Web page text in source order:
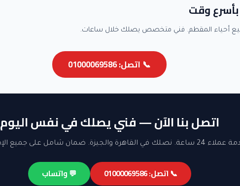
وقت
أحياء المقطم. فني متخصص يصلك خلال ساعات.
📞 اتصل: 01000069586
اتصل بنا الآن — فني يصلك في نفس اليوم
نصلك في القاهرة والجيزة. ضمان شامل على جميع الإصلاحات.
📞 اتصل: 01000069586 💬 واتساب